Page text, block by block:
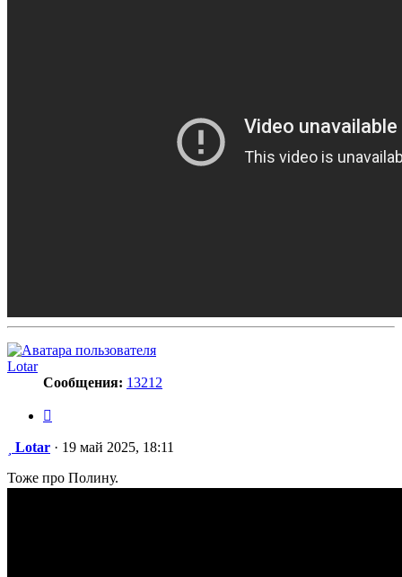
Lotar
Сообщения: 13212
Сообщение
Lotar · 19 май 2025, 18:11
Тоже про Полину.